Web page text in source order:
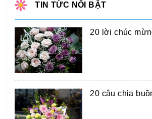
TIN TỨC NỔI BẬT
20 lời chúc
20 câu chia